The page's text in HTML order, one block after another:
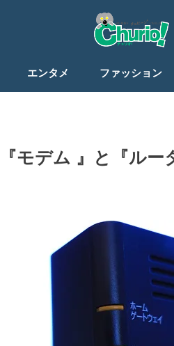
エンタメ ファッション
モデム 』と『ルー